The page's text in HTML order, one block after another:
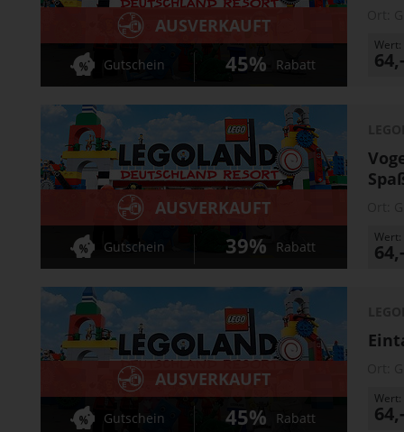
AUSVERKAUFT
Gutschein 45% Rabatt
Wert:
AUSVERKAUFT
Gutschein 39% Rabatt
Wert:
AUSVERKAUFT
Gutschein 45% Rabatt
Wert: